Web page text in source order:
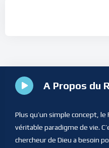
A Propos du
Plus qu’un simple concept,
véritable paradigme de vie.
chercheur de Dieu a besoin